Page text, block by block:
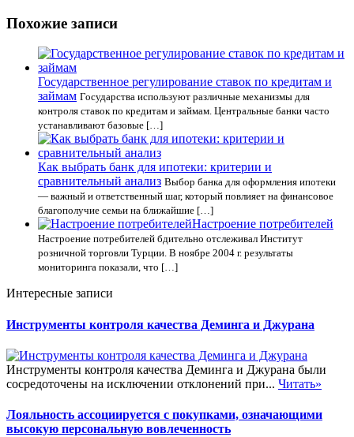
Похожие записи
Государственное регулирование ставок по кредитам и
займам Государства используют различные механизмы для
контроля ставок по кредитам и займам. Центральные банки часто
устанавливают базовые […]
Как выбрать банк для ипотеки: критерии и
сравнительный анализ Выбор банка для оформления ипотеки
— важный и ответственный шаг, который повлияет на финансовое
благополучие семьи на ближайшие […]
Настроение потребителей
Настроение потребителей бдительно отслеживал Институт
розничной торговли Турции. В ноябре 2004 г. результаты
мониторинга показали, что […]
Интересные записи
Инструменты контроля качества Деминга и Джурана
Инструменты контроля качества Деминга и Джурана были
сосредоточены на исключении отклонений при... Читать»
Лояльность ассоциируется с покупками, означающими
высокую персональную вовлеченность